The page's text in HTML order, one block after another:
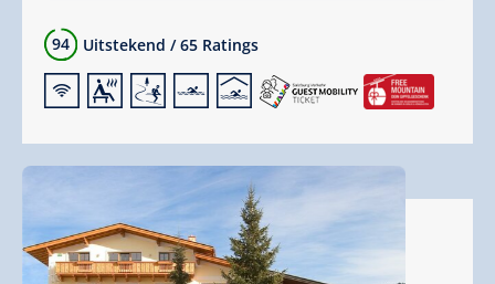
94 Uitstekend / 65 Ratings
🜉🗔🞷🅐🅤